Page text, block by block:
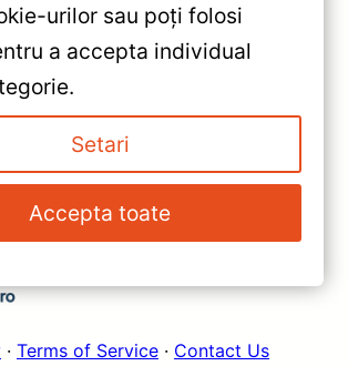
2022) 12.3″ IPS
— Caracteristici,
& Preț Actualizat
Auto Teyes Lux One
Scirocco 2008-
4+32GB 12.3″ IPS Octa-
Android 4G Bluetooth
— Recenzie Detaliată,
Testare & Recomandări
· Terms of Service · Contact Us
urilor sau poți folosi
a accepta individual
Setari
Accepta toate